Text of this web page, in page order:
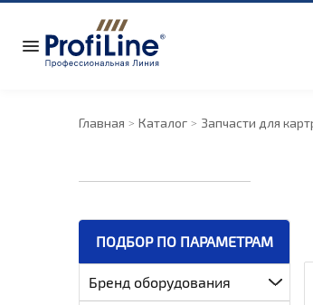
Главная Каталог Запчасти для
ПОДБОР ПО ПАРАМЕТРАМ
Бренд оборудования